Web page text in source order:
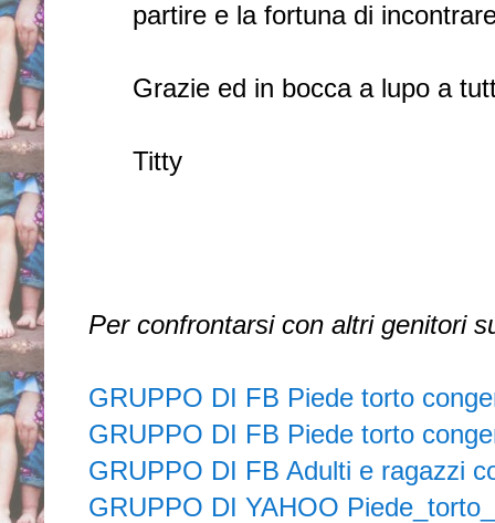
partire e la fortuna di
Grazie ed in bocca a lupo a
Titty
Per confrontarsi con altri genitori
GRUPPO DI FB Piede torto
GRUPPO DI FB Piede torto
GRUPPO DI FB Adulti e ragazzi
GRUPPO DI YAHOO